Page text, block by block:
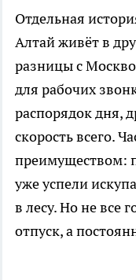
Отдельная
Алтай живёт в
разницы с
для рабочих
распорядок дня,
скорость всего.
преимуществом:
уже успели
в лесу. Но не все
отпуск, а